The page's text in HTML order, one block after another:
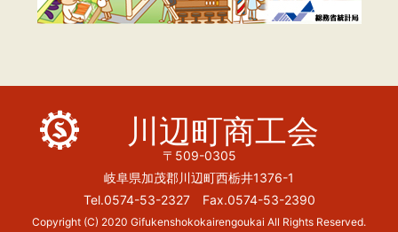
川辺町商工会
〒509-0305
岐阜県加茂郡川辺町西栃井1376-1
Tel.0574-53-2327 Fax.0574-53-2390
Copyright (C) 2020 Gifukenshokokairengoukai All Rights Reserved.